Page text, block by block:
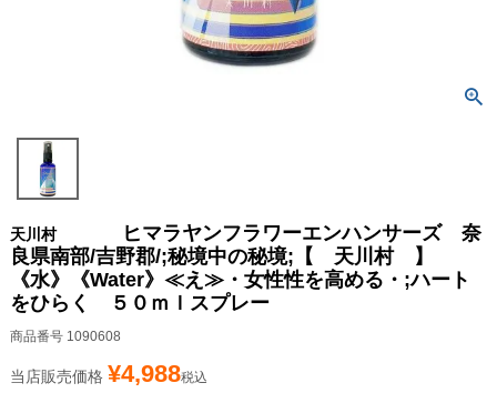
天川村
ヒマラヤンフラワーエンハンサーズ 奈
良県南部/吉野郡/;秘境中の秘境;【 天川村 】
《水》《Water》≪え≫・女性性を高める・;ハート
をひらく ５０ｍｌスプレー
商品番号 1090608
当店販売価格 ¥4,988税込